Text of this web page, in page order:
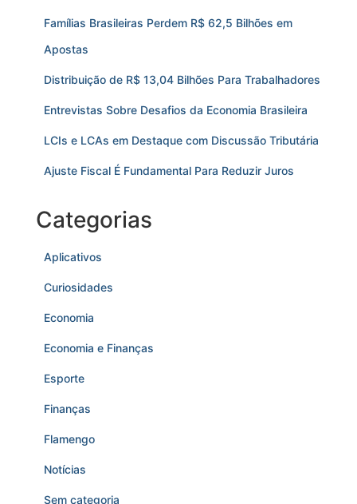
Famílias Brasileiras Perdem R$ 62,5 Bilhões em
Apostas
Distribuição de R$ 13,04 Bilhões Para Trabalhadores
Entrevistas Sobre Desafios da Economia Brasileira
LCIs e LCAs em Destaque com Discussão Tributária
Ajuste Fiscal É Fundamental Para Reduzir Juros
Categorias
Aplicativos
Curiosidades
Economia
Economia e Finanças
Esporte
Finanças
Flamengo
Notícias
Sem categoria